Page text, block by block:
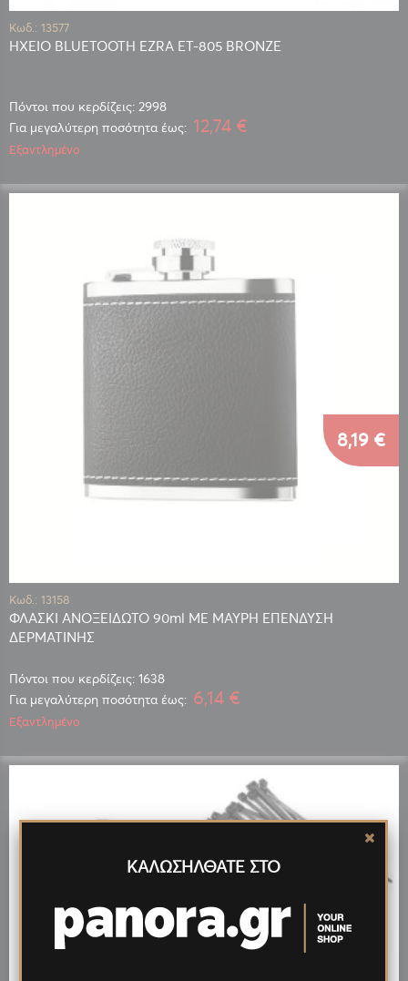
Κωδ.: 13577
ΗΧΕΙΟ BLUETOOTH EZRA ET-805 BRONZE
Πόντοι που κερδίζεις: 2998
Για μεγαλύτερη ποσότητα έως: 12,74 €
Εξαντλημένο
Κωδ.: 13158
ΦΛΑΣΚΙ ΑΝΟΞΕΙΔΩΤΟ 90ml ΜΕ ΜΑΥΡΗ ΕΠΕΝΔΥΣΗ
ΔΕΡΜΑΤΙΝΗΣ
Πόντοι που κερδίζεις: 1638
8,19 €
Για μεγαλύτερη ποσότητα έως: 6,14 €
Εξαντλημένο
ΚΑΛΩΣΗΛΘΑΤΕ ΣΤΟ